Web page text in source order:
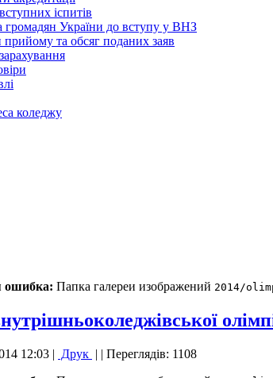
іспитів
громадян України до вступу у ВНЗ
та обсяг поданих заяв
коледжу
ошибка: Папка галереи изображений 2014/
12:03 | Друк | | Переглядів: 1108